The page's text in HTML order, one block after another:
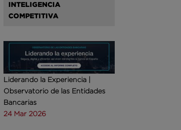
INTELIGENCIA
COMPETITIVA
Liderando la Experiencia |
Observatorio de las Entidades
Bancarias
24 Mar 2026